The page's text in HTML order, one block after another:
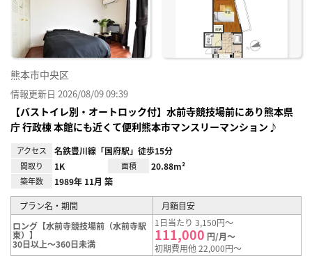
熊本市中央区
情報更新日 2026/08/09 09:39
【バストイレ別・オートロック付】水前寺競技場前にあり熊本県
庁 行政棟 本館にも近くて便利熊本市マンスリーマンション♪
アクセス 名鉄豊川線「国府駅」徒歩15分
間取り 1K 面積 20.88m²
築年数 1989年 11月 築
プラン名・期間
月額目安
ロング【水前寺競技場前（水前寺駅
東）】
30日以上～360日未満
1日当たり 3,150円～
111,000 円/月～
初期費用他 22,000円～